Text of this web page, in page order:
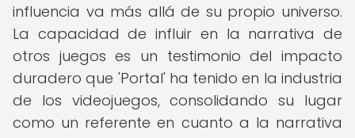
influencia va más allá de su propio universo.
La capacidad de influir en la narrativa de
otros juegos es un testimonio del impacto
duradero que 'Portal' ha tenido en la industria
de los videojuegos, consolidando su lugar
como un referente en cuanto a la narrativa